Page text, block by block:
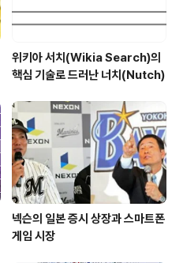
위키아 서치(Wikia Search)의
핵심 기술로 드러난 너치(Nutch)
넥슨의 일본 증시 상장과 스마트폰
게임 시장